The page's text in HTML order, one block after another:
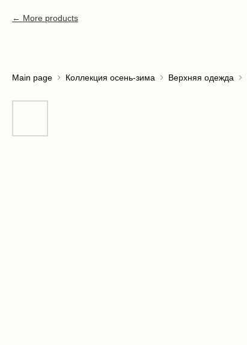
More products
Main page Коллекция осень-зима Верхняя одежда